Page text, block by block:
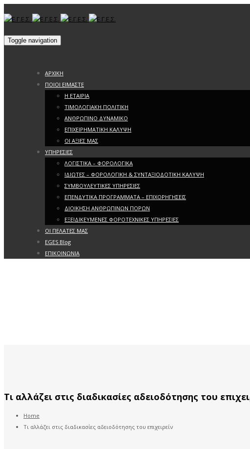
Toggle navigation
ΑΡΧΙΚΗ
ΠΟΙΟΙ ΕΙΜΑΣΤΕ
Η ΕΤΑΙΡΙΑ
ΤΙΜΟΛΟΓΙΑΚΗ ΠΟΛΙΤΙΚΗ
ΑΝΘΡΩΠΙΝΟ ΔΥΝΑΜΙΚΟ
ΕΠΙΧΕΙΡΗΜΑΤΙΚΗ ΚΑΛΥΨΗ
ΟΙ ΑΞΙΕΣ ΜΑΣ
ΥΠΗΡΕΣΙΕΣ
ΛΟΓΙΣΤΙΚΑ – ΦΟΡΟΛΟΓΙΚΑ
ΙΔΙΩΤΕΣ – ΦΟΡΟΛΟΓΙΚΗ & ΣΥΝΤΑΞΙΟΔΟΤΙΚΗ ΚΑΛΥΨΗ
ΣΥΜΒΟΥΛΕΥΤΙΚΕΣ ΥΠΗΡΕΣΙΕΣ
ΕΠΕΝΔΥΤΙΚΑ ΠΡΟΓΡΑΜΜΑΤΑ – ΕΠΙΧΟΡΗΓΗΣΕΙΣ
ΔΙΟΙΚΗΣΗ ΑΝΘΡΩΠΙΝΩΝ ΠΟΡΩΝ
ΕΞΕΙΔΙΚΕΥΜΕΝΕΣ ΦΟΡΟΤΕΧΝΙΚΕΣ ΥΠΗΡΕΣΙΕΣ
ΟΙ ΠΕΛΑΤΕΣ ΜΑΣ
EGES Blog
ΕΠΙΚΟΙΝΩΝΙΑ
Τι αλλάζει στις διαδικασίες αδειοδότησης του
Home
Τι αλλάζει στις διαδικασίες αδειοδότησης του επιχειρείν